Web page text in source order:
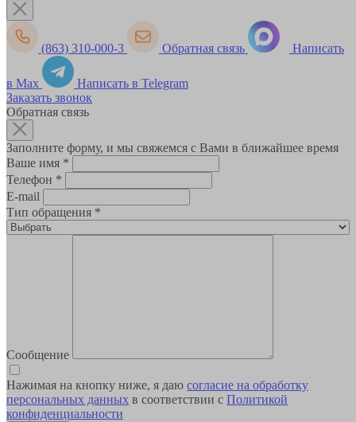
(863) 310-000-3 Обратная связь Написать
в Max
Написать в Telegram
Заказать звонок
Обратная связь
Заполните форму, и мы свяжемся с Вами в ближайшее время
Ваше имя *
Телефон *
E-mail
Тип обращения *
Сообщение
Нажимая на кнопку ниже, я даю согласие на обработку
персональных данных в соответствии с Политикой
конфиденциальности